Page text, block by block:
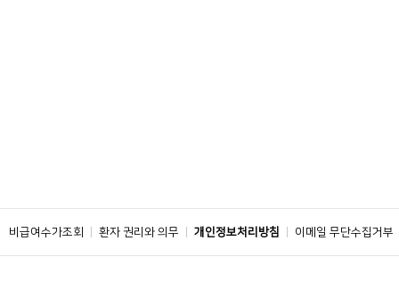
비급여수가조회 환자 권리와 의무 개인정보처리방침 이메일 무단수집거부